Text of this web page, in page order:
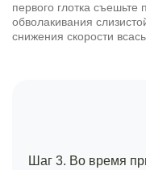
первого глотка
обволакивания
снижения скорости
Шаг 3. Во время